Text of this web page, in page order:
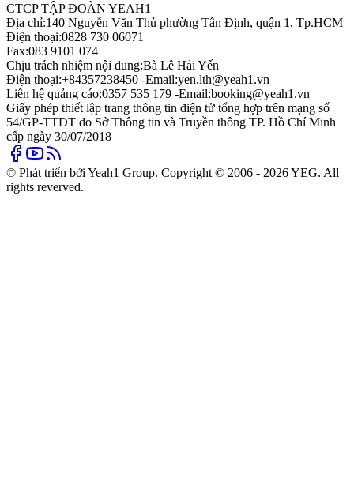
CTCP TẬP ĐOÀN YEAH1
Địa chỉ:140 Nguyễn Văn Thủ phường Tân Định, quận 1, Tp.HCM
Điện thoại:0828 730 06071
Fax:083 9101 074
Chịu trách nhiệm nội dung:Bà Lê Hải Yến
Điện thoại:+84357238450 -Email:yen.lth@yeah1.vn
Liên hệ quảng cáo:0357 535 179 -Email:booking@yeah1.vn
Giấy phép thiết lập trang thông tin điện tử tổng hợp trên mạng số
54/GP-TTĐT do Sở Thông tin và Truyền thông TP. Hồ Chí Minh
cấp ngày 30/07/2018
© Phát triển bởi Yeah1 Group. Copyright © 2006 - 2026 YEG. All
rights reverved.